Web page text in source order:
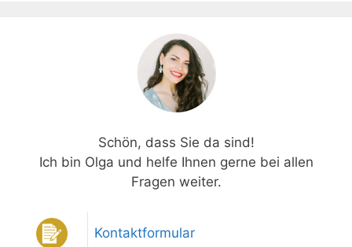
Schön, dass Sie da sind!
Ich bin Olga und helfe Ihnen gerne bei allen
Fragen weiter.
Kontaktformular